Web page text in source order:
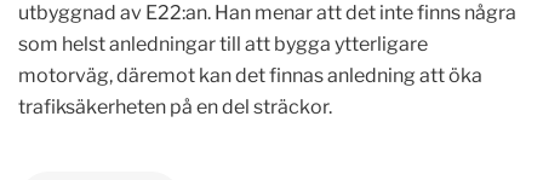
utbyggnad av E22:an. Han menar att det inte finns några
som helst anledningar till att bygga ytterligare
motorväg, däremot kan det finnas anledning att öka
trafiksäkerheten på en del sträckor.